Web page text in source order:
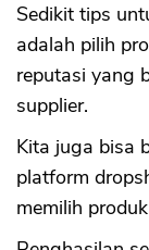
Sedikit tips
adalah pilih
reputasi yang
supplier.
Kita juga bisa
platform
memilih